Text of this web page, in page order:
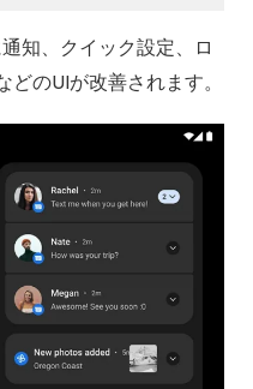
知、クイック設定、ロ
のUIが改善されます。